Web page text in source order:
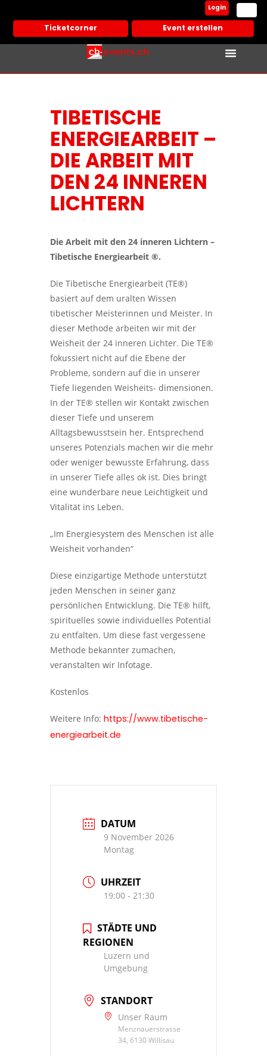
Ticketcorner Event erstellen
Login
TIBETISCHE
ENERGIEARBEIT –
DIE ARBEIT MIT
DEN 24 INNEREN
LICHTERN
Die Arbeit mit den 24 inneren Lichtern –
Tibetische Energiearbeit ®.
Die Tibetische Energiearbeit (TE®)
basiert auf dem uralten Wissen
tibetischer Meisterinnen und Meister. In
dieser Methode arbeiten wir mit der
Weisheit der 24 inneren Lichter. Die TE®
fokussiert nicht auf die Ebene der
Probleme, sondern auf die in unserer
Tiefe liegenden Weisheits- dimensionen.
In der TE® stellen wir Kontakt zwischen
dieser Tiefe und unserem
Alltagsbewusstsein her. Entsprechend
unseres Potenzials machen wir die mehr
oder weniger bewusste Erfahrung, dass
in unserer Tiefe alles ok ist. Dies bringt
eine wunderbare neue Leichtigkeit und
Vitalität ins Leben.
„Im Energiesystem des Menschen ist alle
Weisheit vorhanden“
Diese einzigartige Methode unterstützt
jeden Menschen in seiner ganz
persönlichen Entwicklung. Die TE® hilft,
spirituelles sowie individuelles Potential
zu entfalten. Um diese fast vergessene
Methode bekannter zumachen,
veranstalten wir Infotage.
Kostenlos
Weitere Info: https://www.tibetische-
energiearbeit.de
DATUM
9 November 2026
Montag
UHRZEIT
19:00 - 21:30
STÄDTE UND
REGIONEN
Luzern und
Umgebung
STANDORT
Unser Raum
Menznauerstrasse
34, 6130 Willisau